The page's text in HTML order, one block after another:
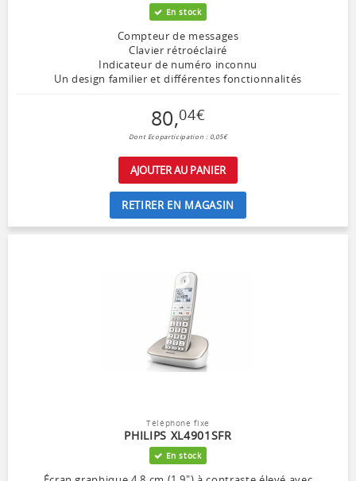
En stock
Compteur de messages
Clavier rétroéclairé
Indicateur de numéro inconnu
Un design familier et différentes fonctionnalités
80,04€
Dont Ecoparticipation : 0,05€
AJOUTER AU PANIER
RETIRER EN MAGASIN
Téléphone fixe
PHILIPS XL4901SFR
En stock